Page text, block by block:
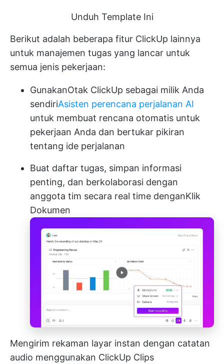
Unduh Template Ini
Berikut adalah beberapa fitur ClickUp lainnya
untuk manajemen tugas yang lancar untuk
semua jenis pekerjaan:
GunakanOtak ClickUp sebagai milik Anda
sendiriAsisten perencana perjalanan AI
untuk membuat rencana otomatis untuk
pekerjaan Anda dan bertukar pikiran
tentang ide perjalanan
Buat daftar tugas, simpan informasi
penting, dan berkolaborasi dengan
anggota tim secara real time denganKlik
Dokumen
Mengirim rekaman layar instan dengan catatan
audio menggunakan ClickUp Clips